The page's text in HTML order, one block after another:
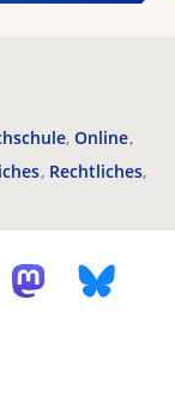
Online
Rechtliches